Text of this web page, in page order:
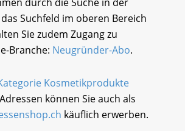
Suchfeld im oberen Bereich
Sie zudem Zugang zu
Branche: Neugründer-Abo.
Kosmetikprodukte
können Sie auch als
käuflich erwerben.